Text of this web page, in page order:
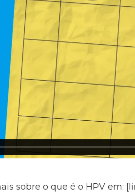
sobre o que é o HPV em: